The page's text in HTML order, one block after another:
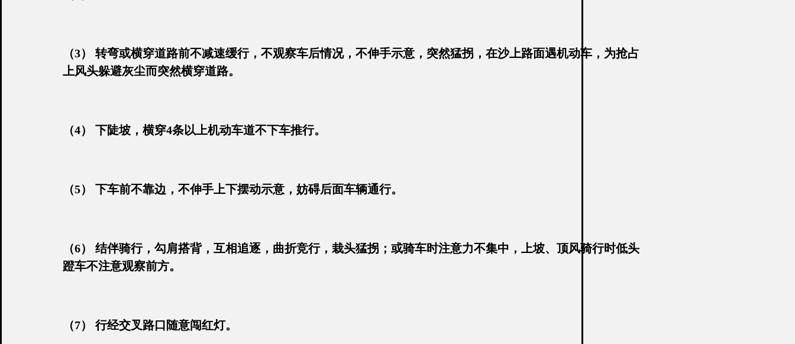
（3） 转弯或横穿道路前不减速缓行，不观察车后情况，不伸手示意，突然猛拐，在沙上路面遇机动车，为抢占
上风头躲避灰尘而突然横穿道路。
（4） 下陡坡，横穿4条以上机动车道不下车推行。
（5） 下车前不靠边，不伸手上下摆动示意，妨碍后面车辆通行。
（6） 结伴骑行，勾肩搭背，互相追逐，曲折竞行，栽头猛拐；或骑车时注意力不集中，上坡、顶风骑行时低头
蹬车不注意观察前方。
（7） 行经交叉路口随意闯红灯。